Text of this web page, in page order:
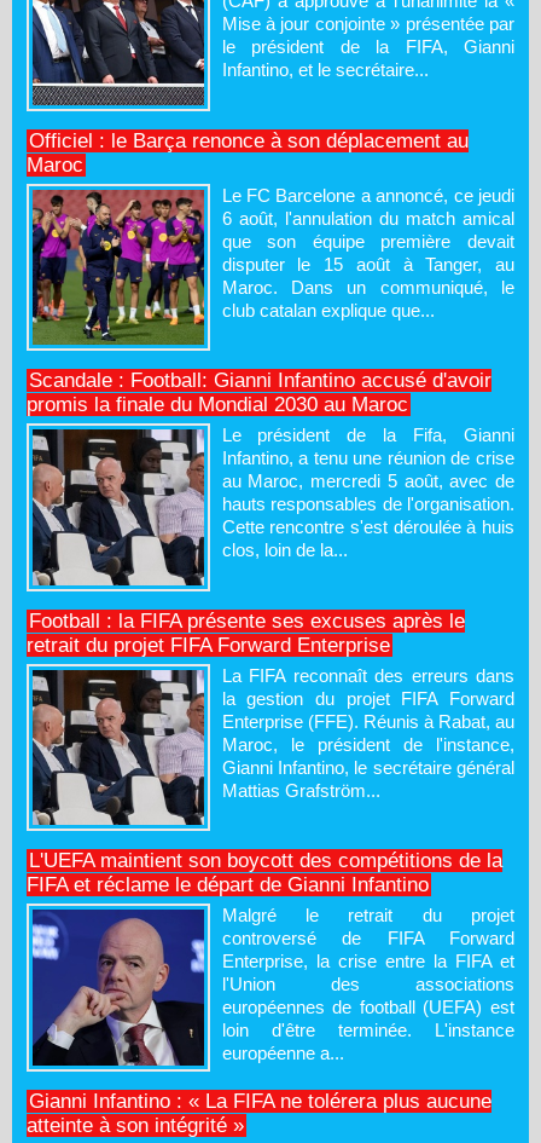
Mise à jour conjointe » présentée par
le président de la FIFA, Gianni
Infantino, et le secrétaire...
Officiel : le Barça renonce à son déplacement au
Maroc
Le FC Barcelone a annoncé, ce jeudi
6 août, l'annulation du match amical
que son équipe première devait
disputer le 15 août à Tanger, au
Maroc. Dans un communiqué, le
club catalan explique que...
Scandale : Football: Gianni Infantino accusé d'avoir
promis la finale du Mondial 2030 au Maroc
Le président de la Fifa, Gianni
Infantino, a tenu une réunion de crise
au Maroc, mercredi 5 août, avec de
hauts responsables de l'organisation.
Cette rencontre s'est déroulée à huis
clos, loin de la...
Football : la FIFA présente ses excuses après le
retrait du projet FIFA Forward Enterprise
La FIFA reconnaît des erreurs dans
la gestion du projet FIFA Forward
Enterprise (FFE). Réunis à Rabat, au
Maroc, le président de l'instance,
Gianni Infantino, le secrétaire général
Mattias Grafström...
L'UEFA maintient son boycott des compétitions de la
FIFA et réclame le départ de Gianni Infantino
Malgré le retrait du projet
controversé de FIFA Forward
Enterprise, la crise entre la FIFA et
l'Union des associations
européennes de football (UEFA) est
loin d'être terminée. L'instance
européenne a...
Gianni Infantino : « La FIFA ne tolérera plus aucune
atteinte à son intégrité »